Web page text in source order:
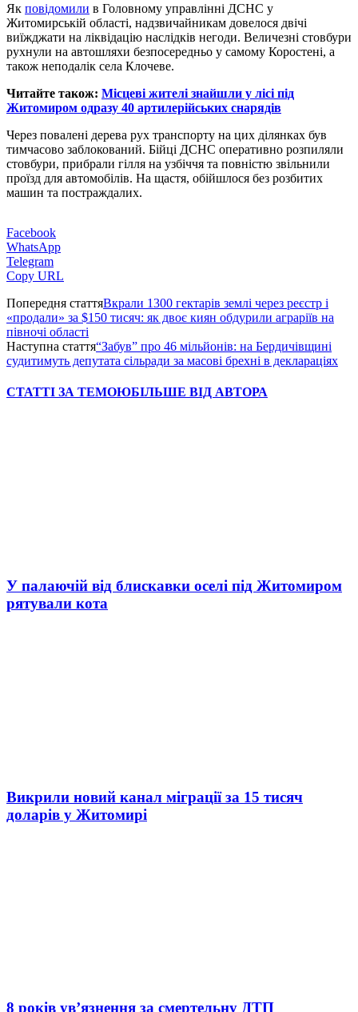
Як повідомили в Головному управлінні ДСНС у
Житомирській області, надзвичайникам довелося двічі
виїжджати на ліквідацію наслідків негоди. Величезні стовбури
рухнули на автошляхи безпосередньо у самому Коростені, а
також неподалік села Клочеве.
Читайте також: Місцеві жителі знайшли у лісі під
Житомиром одразу 40 артилерійських снарядів
Через повалені дерева рух транспорту на цих ділянках був
тимчасово заблокований. Бійці ДСНС оперативно розпиляли
стовбури, прибрали гілля на узбіччя та повністю звільнили
проїзд для автомобілів. На щастя, обійшлося без розбитих
машин та постраждалих.
Facebook
WhatsApp
Telegram
Copy URL
Попередня статтяВкрали 1300 гектарів землі через реєстр і
«продали» за $150 тисяч: як двоє киян обдурили аграріїв на
півночі області
Наступна стаття“Забув” про 46 мільйонів: на Бердичівщині
судитимуть депутата сільради за масові брехні в деклараціях
СТАТТІ ЗА ТЕМОЮБІЛЬШЕ ВІД АВТОРА
У палаючій від блискавки оселі під Житомиром
рятували кота
Викрили новий канал міграції за 15 тисяч
доларів у Житомирі
8 років ув’язнення за смертельну ДТП